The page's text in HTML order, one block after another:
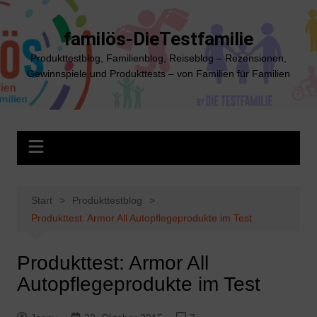
Zum
springen
familös-DieTestfamilie
Produkttestblog, Familienblog, Reiseblog – Rezensionen,
Gewinnspiele und Produkttests – von Familien für Familien
Start
Produkttestblog
Produkttest: Armor All Autopflegeprodukte im Test
Produkttest: Armor All
Autopflegeprodukte im Test